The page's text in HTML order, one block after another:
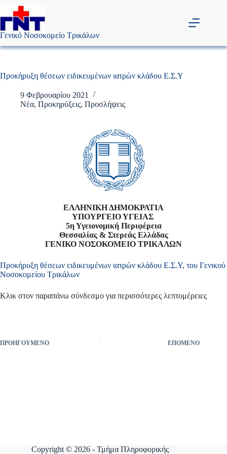
Μετάβαση
περιεχόμενο
Γενικό Νοσοκομείο Τρικάλων
Προκήρυξη θέσεων ειδικευμένων ιατρών κλάδου Ε.Σ.Υ
9 Φεβρουαρίου 2021
Νέα, Προκηρύξεις, Προσλήψεις
ΕΛΛΗΝΙΚΗ ΔΗΜΟΚΡΑΤΙΑ
ΥΠΟΥΡΓΕΙΟ ΥΓΕΙΑΣ
5η Υγειονομική Περιφέρεια
Θεσσαλίας & Στερεάς Ελλάδας
ΓΕΝΙΚΟ ΝΟΣΟΚΟΜΕΙΟ ΤΡΙΚΑΛΩΝ
Προκήρυξη θέσεων ειδικευμένων ιατρών κλάδου Ε.Σ.Υ, του Γενικού
Νοσοκομείου Τρικάλων
Κλικ στον παραπάνω σύνδεσμο για περισσότερες λεπτομέρειες
ΠΡΟΗΓΟΎΜΕΝΟ ΕΠΌΜΕΝΟ
Copyright © 2026 - Τμήμα Πληροφορικής